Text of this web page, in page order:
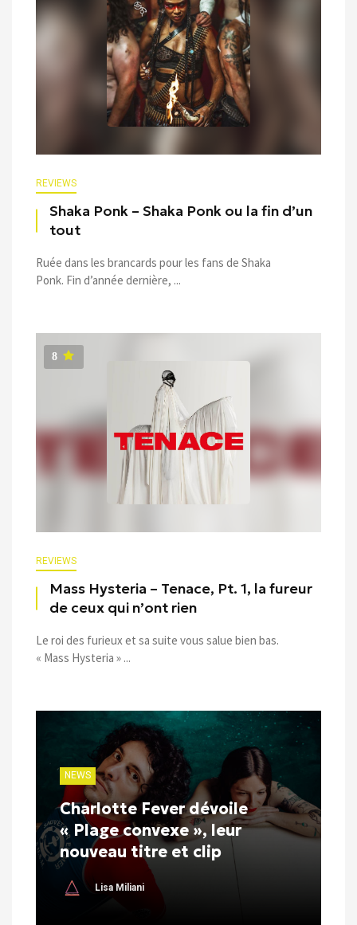
REVIEWS
Shaka Ponk – Shaka Ponk ou la fin d’un
tout
Ruée dans les brancards pour les fans de Shaka
Ponk. Fin d’année dernière, ...
8
REVIEWS
Mass Hysteria – Tenace, Pt. 1, la fureur
de ceux qui n’ont rien
Le roi des furieux et sa suite vous salue bien bas.
« Mass Hysteria » ...
NEWS
Charlotte Fever dévoile
« Plage convexe », leur
nouveau titre et clip
Lisa Miliani